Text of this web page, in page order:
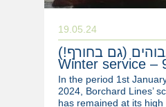
19.05.24
(גם בחורף!) -
Winter service –
In the period 1st
2024, Borchard Lines’
has remained at its